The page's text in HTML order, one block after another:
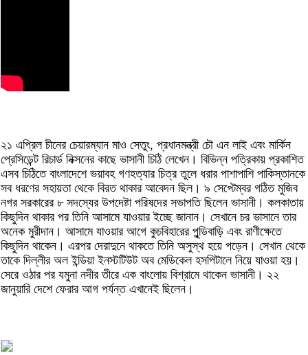
২১ এপ্রিল চীনের চেয়ারম্যান মাও সেতুং, প্রধানমন্ত্রী চৌ এন লাই এবং মার্কিন
প্রেসিডেন্ট রিচার্ড নিক্সনের কাছে ভাসানী চিঠি লেখেন। বিভিন্ন পত্রিকায় প্রকাশিত
এসব চিঠিতে বাংলাদেশে ভয়াবহ গণহত্যার চিত্র তুলে ধরার পাশাপাশি পাকিস্তানকে
সব ধরণের সহায়তা থেকে বিরত থাকার আবেদন ছিল। ৯ সেপ্টেম্বর গঠিত মুজিব
নগর সরকারের ৮ সদস্যের উপদেষ্টা পরিষদের সভাপতি ছিলেন ভাসানী। কলকাতায়
কিছুদিন থাকার পর তিনি আসামে যাওয়ার ইচ্ছে জানান। সেখানে চর ভাসানে তার
অনেক মুরীদান। আসামে যাওয়ার আগে কুচবিহারের পুন্ডিবাড়ি এবং রাণীক্ষেতে
কিছুদিন থাকেন। এরপর দেরাদুনে থাকতে তিনি অসুস্থ হয়ে পড়েন। সেখান থেকে
তাকে দিল্লীর অল ইন্ডিয়া ইনস্টটিউট অব মেডিকেল হসপিটালে নিয়ে যাওয়া হয়।
সেরে ওঠার পর যমুনা নদীর তীরে এক বাংলোয় বিশ্রামে থাকেন ভাসানী। ২২
জানুয়ারি দেশে ফেরার আগ পর্যন্ত এখানেই ছিলেন।